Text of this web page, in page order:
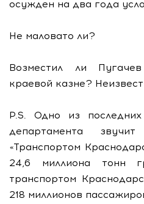
осужден на два года
Не маловато ли?
Возместил ли
краевой казне?
P.S. Одно из
департамента
«Транспортом
24,6 миллиона тонн
транспортом
218 миллионов